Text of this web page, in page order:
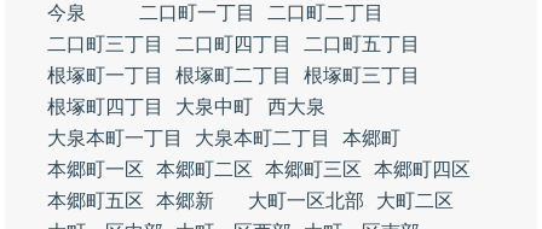
今泉
二口町一丁目
二口町二丁目
二口町三丁目
二口町四丁目
二口町五丁目
根塚町一丁目
根塚町二丁目
根塚町三丁目
根塚町四丁目
大泉中町
西大泉
大泉本町一丁目
大泉本町二丁目
本郷町
本郷町一区
本郷町二区 本郷町三区
本郷町四区
本郷町五区
本郷新 大町一区北部
大町二区